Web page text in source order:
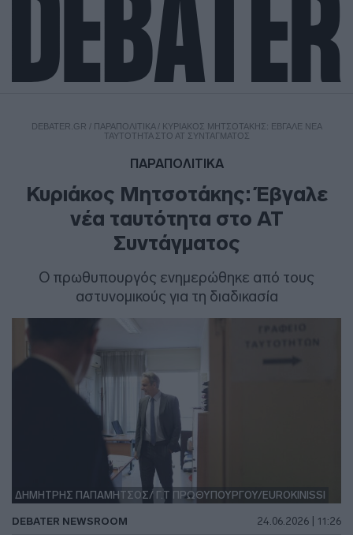
DEBATER.GR / ΠΑΡΑΠΟΛΙΤΙΚΑ/ ΚΥΡΙΆΚΟΣ ΜΗΤΣΟΤΆΚΗΣ: ΈΒΓΑΛΕ ΝΈΑ
ΤΑΥΤΌΤΗΤΑ ΣΤΟ ΑΤ ΣΥΝΤΆΓΜΑΤΟΣ
ΠΑΡΑΠΟΛΙΤΙΚΑ
Κυριάκος Μητσοτάκης: Έβγαλε
νέα ταυτότητα στο ΑΤ
Συντάγματος
Ο πρωθυπουργός ενημερώθηκε από τους
αστυνομικούς για τη διαδικασία
ΔΗΜΗΤΡΗΣ ΠΑΠΑΜΗΤΣΟΣ/ Γ.Τ ΠΡΩΘΥΠΟΥΡΓΟΥ/EUROKINISSI
DEBATER NEWSROOM 24.06.2026 | 11:26